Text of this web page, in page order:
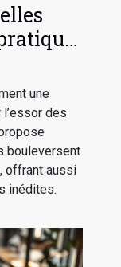
une
des
bouleversent
offrant aussi
inédites.